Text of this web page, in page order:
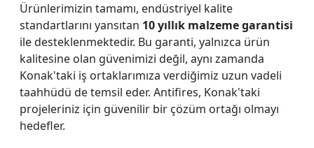
Ürünlerimizin tamamı, endüstriyel kalite
standartlarını yansıtan 10 yıllık malzeme garantisi
ile desteklenmektedir. Bu garanti, yalnızca ürün
kalitesine olan güvenimizi değil, aynı zamanda
Konak'taki iş ortaklarımıza verdiğimiz uzun vadeli
taahhüdü de temsil eder. Antifires, Konak'taki
projeleriniz için güvenilir bir çözüm ortağı olmayı
hedefler.